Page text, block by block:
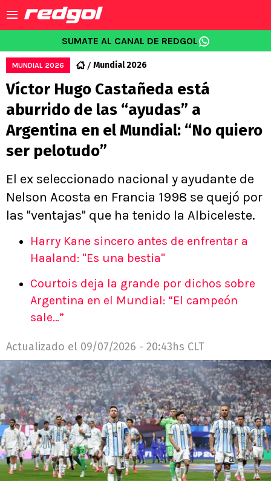
SUMATE AL CANAL DE REDGOL
MUNDIAL 2026 Mundial 2026
Víctor Hugo Castañeda está
aburrido de las “ayudas” a
Argentina en el Mundial: “No quiero
ser pelotudo”
El ex seleccionado nacional y ayudante de
Nelson Acosta en Francia 1998 se quejó por
las "ventajas" que ha tenido la Albiceleste.
Harry Kane sincero antes de enfrentar a
Haaland: "Es una bestia"
Courtois deja la grande por dichos sobre
Argentina en el Mundial: “El campeón
sale…”
Actualizado el 09/07/2026 - 20:43hs CLT